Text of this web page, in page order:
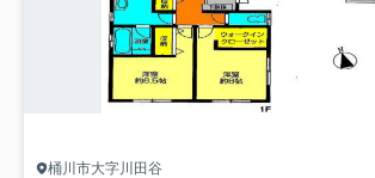
桶川市大字川田谷